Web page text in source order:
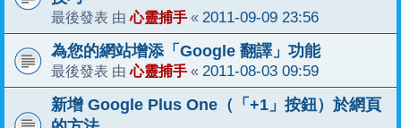
最後發表 由心靈捕手 « 2011-09-09 23:56
為您的網站增添「Google 翻譯」功能
最後發表 由心靈捕手 « 2011-08-03 09:59
新增 Google Plus One（「+1」按鈕）於網頁